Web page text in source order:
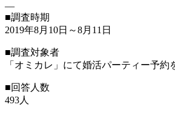
—
■調査時期
2019年8月10日～8月11日
■調査対象者
「オミカレ」にて婚活パーティー予約
■回答人数
493人